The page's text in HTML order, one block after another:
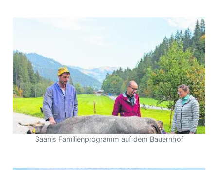
Saanis Familienprogramm auf dem Bauernhof